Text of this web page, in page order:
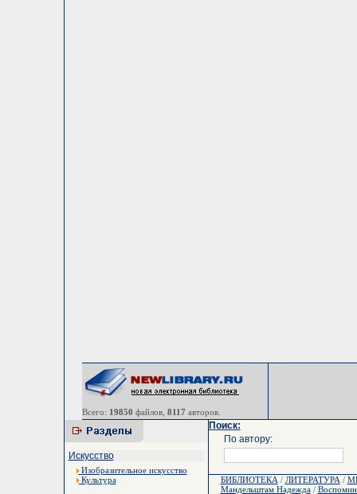
Всего: 19850 файлов, 8117 авторов.
Искусство
Изобразительное искусство
Культура
Поиск:
По автору:
БИБЛИОТЕКА / ЛИТЕРАТУРА /
Мандельштам Надежда/